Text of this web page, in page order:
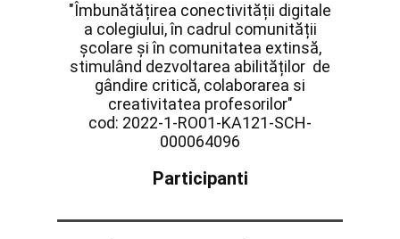
"​Îmbunătățirea conectivității digitale
a colegiului, în cadrul comunității
școlare și în comunitatea extinsă,
stimulând dezvoltarea abilităților de
gândire critică, colaborarea si
creativitatea profesorilor"
cod: 2022-1-RO01-KA121-SCH-
000064096
Participanti